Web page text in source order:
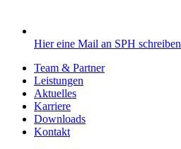
Hier eine Mail an SPH schreiben
Team & Partner
Leistungen
Aktuelles
Karriere
Downloads
Kontakt